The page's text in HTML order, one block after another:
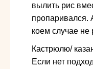
вылить рис
пропаривался.
коем случае не
Кастрюлю/
Если нет